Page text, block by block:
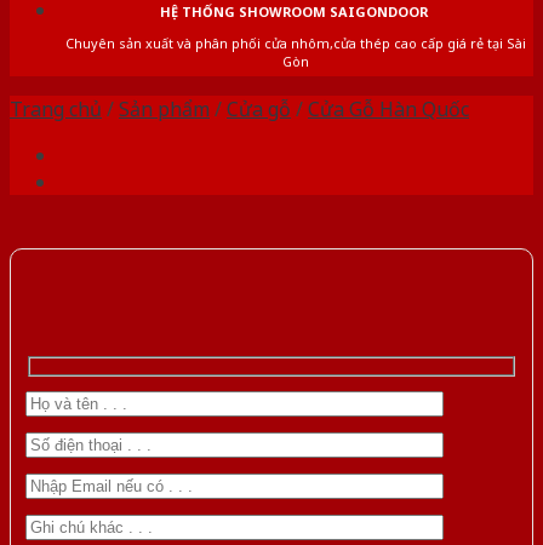
HỆ THỐNG SHOWROOM SAIGONDOOR
Chuyên sản xuất và phân phối cửa nhôm,cửa thép cao cấp giá rẻ tại Sài
Gòn
Trang chủ /Sản phẩm /Cửa gỗ /Cửa Gỗ Hàn Quốc